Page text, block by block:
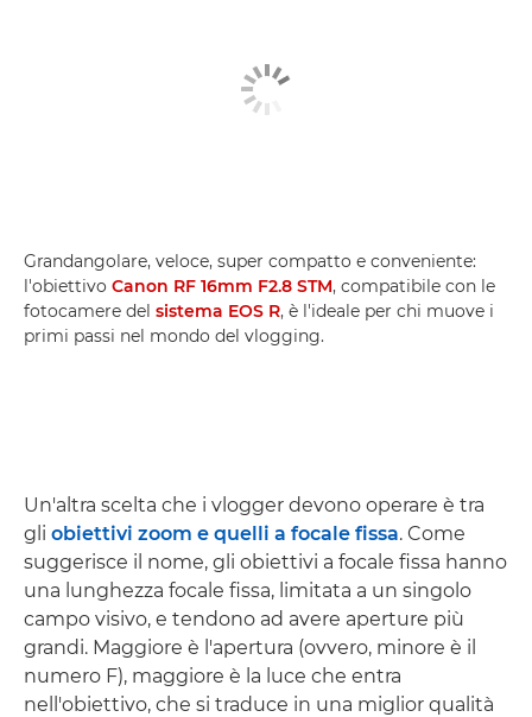
Grandangolare, veloce, super compatto e conveniente:
l'obiettivo Canon RF 16mm F2.8 STM, compatibile con le
fotocamere del sistema EOS R, è l'ideale per chi muove i
primi passi nel mondo del vlogging.
Un'altra scelta che i vlogger devono operare è tra
gli obiettivi zoom e quelli a focale fissa. Come
suggerisce il nome, gli obiettivi a focale fissa hanno
una lunghezza focale fissa, limitata a un singolo
campo visivo, e tendono ad avere aperture più
grandi. Maggiore è l'apertura (ovvero, minore è il
numero F), maggiore è la luce che entra
nell'obiettivo, che si traduce in una miglior qualità